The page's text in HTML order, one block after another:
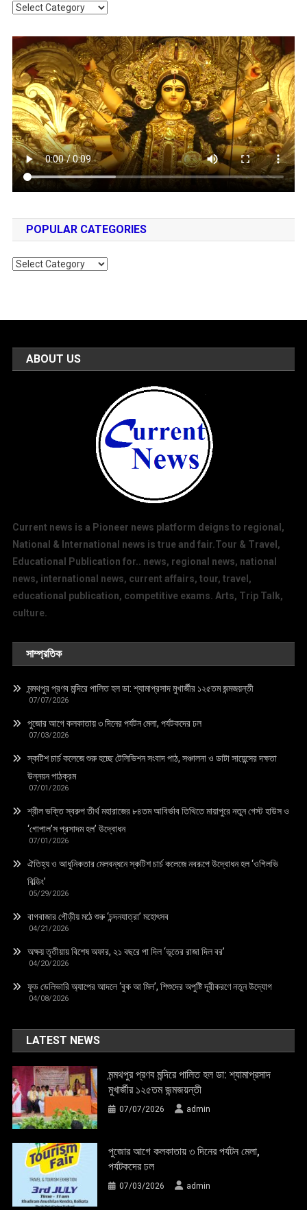
Categories
POPULAR CATEGORIES
Popular
ABOUT US
Current news is a Pioneer news platform deigns to regional,
National & International news is true and fair.Tour & Travel,
Educational Publication for.. news, regional news, national
news, international news, current affairs, tour, travel,
educational publication, competitive exams. Arts, Trip Talk,
culture.
সাম্প্রতিক
মন্মথপুর প্রণব মন্দিরে পালিত হল ডা: শ্যামাপ্রসাদ মুখার্জীর ১২৫তম জন্মজয়ন্তী
07/07/2026
পুজোর আগে কলকাতায় ৩ দিনের পর্যটন মেলা, পর্যটকদের ঢল
07/03/2026
স্কটিশ চার্চ কলেজে শুরু হচ্ছে টেলিভিশন সংবাদ পাঠ, সঞ্চালনা ও ডাটা সায়েন্সের দক্ষতা
উন্নয়ন পাঠক্রম
07/01/2026
শ্রীল ভক্তি স্বরুপ তীর্থ মহারাজের ৮৪তম আবির্ভাব তিথিতে মায়াপুরে নতুন গেস্ট হাউস ও
‘গোপাল’স প্রসাদম হল’ উদ্বোধন
07/01/2026
ঐতিহ্য ও আধুনিকতার মেলবন্ধনে স্কটিশ চার্চ কলেজে নবরূপে উদ্বোধন হল ‘ওগিলভি
বিল্ডিং’
05/29/2026
বাগবাজার গৌড়ীয় মঠে শুরু ‘চন্দনযাত্রা’ মহোৎসব
04/21/2026
অক্ষয় তৃতীয়ায় বিশেষ অফার, ২১ বছরে পা দিল ‘ভূতের রাজা দিল বর’
04/20/2026
ফুড ডেলিভারি অ্যাপের আদলে ‘বুক আ মিল’, শিশুদের অপুষ্টি দূরীকরণে নতুন উদ্যোগ
04/08/2026
LATEST NEWS
মন্মথপুর প্রণব মন্দিরে পালিত হল ডা: শ্যামাপ্রসাদ
মুখার্জীর ১২৫তম জন্মজয়ন্তী
07/07/2026 admin
পুজোর আগে কলকাতায় ৩ দিনের পর্যটন মেলা,
পর্যটকদের ঢল
07/03/2026 admin